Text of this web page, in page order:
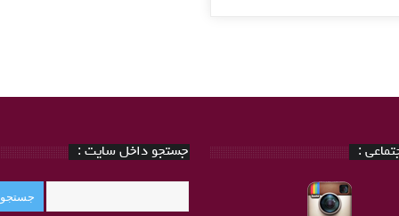
جستجو داخل سایت : :